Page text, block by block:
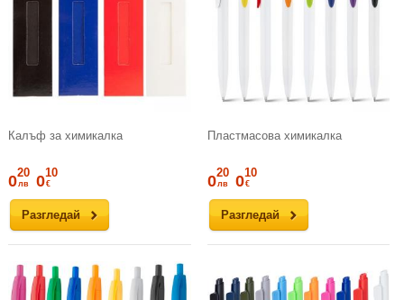
Калъф за химикалка
Разгледай
020
лв 010
€
Пластмасова химикалка
Разгледай
020
лв 010
€